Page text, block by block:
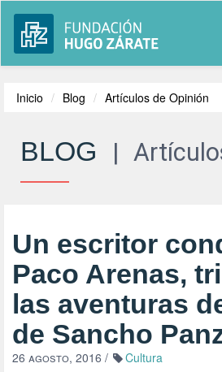
Inicio Blog Artículos de Opinión
BLOG |
Un escritor
Paco Arenas,
las aventuras
de Sancho
26 agosto, 2016 / Cultura